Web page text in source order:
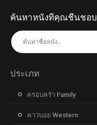
ค้นหาหนังที่คุณชื่นชอบ
ประเภท
ครอบครัว Family
คาวบอย Western